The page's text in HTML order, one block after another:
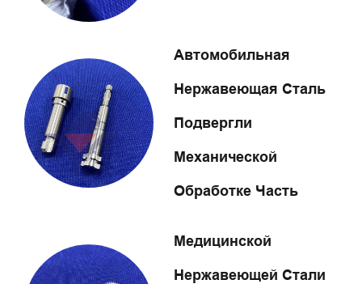
Автомобильная
Нержавеющая Сталь
Подвергли
Механической
Обработке Часть
Медицинской
Нержавеющей Стали